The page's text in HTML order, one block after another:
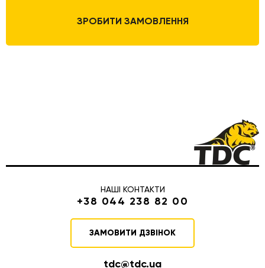
ЗРОБИТИ ЗАМОВЛЕННЯ
НАШІ КОНТАКТИ
+38 044 238 82 00
ЗАМОВИТИ ДЗВІНОК
tdc@tdc.ua